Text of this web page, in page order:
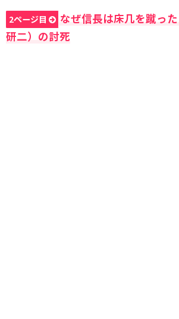
2ページ目
なぜ信長は床几を蹴っ
研二）の討死